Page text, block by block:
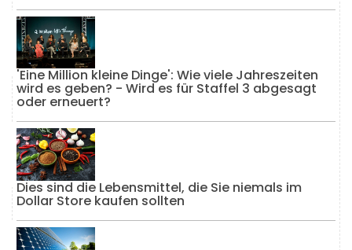
'Eine Million kleine Dinge': Wie viele Jahreszeiten
wird es geben? - Wird es für Staffel 3 abgesagt
oder erneuert?
Dies sind die Lebensmittel, die Sie niemals im
Dollar Store kaufen sollten